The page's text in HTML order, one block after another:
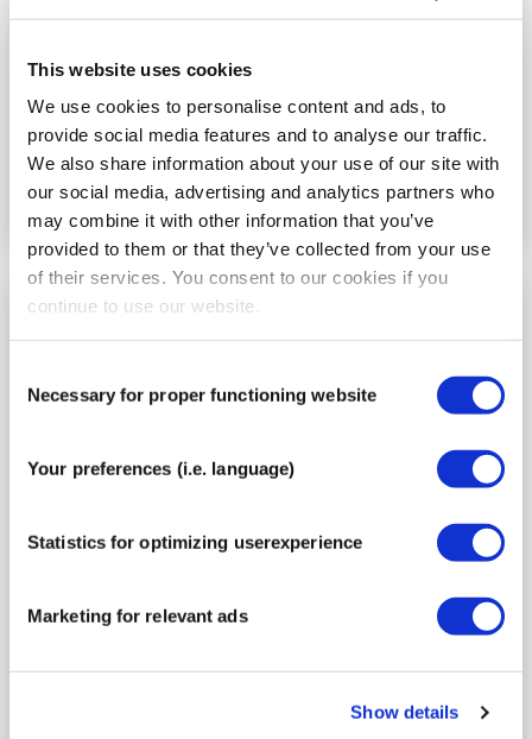
This website uses cookies
We use cookies to personalise content and ads, to
provide social media features and to analyse our traffic.
We also share information about your use of our site with
our social media, advertising and analytics partners who
may combine it with other information that you’ve
provided to them or that they’ve collected from your use
of their services. You consent to our cookies if you
continue to use our website.
Selection
Necessary for proper functioning website
Your preferences (i.e. language)
Statistics for optimizing userexperience
Marketing for relevant ads
Show details
langfristige Nackenbeschwerden zu lindern.
Weiter zur Anleitung
Wie man einen steifen
Leiden Sie unter verspannten Nackenmuskeln,
die manchmal Kopfschmerzen verursachen?
Nackenmuskulatur zu entspannen und Ihren